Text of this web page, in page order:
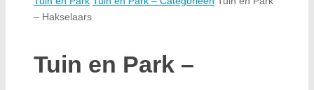
– Hakselaars
Tuin en Park –